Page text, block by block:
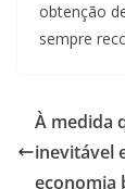
obtenção
sempre
À medida
inevitável
economia